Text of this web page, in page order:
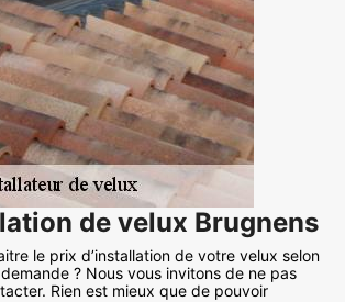
de velux Brugnens
le prix d’installation de votre velux selon
? Nous vous invitons de ne pas
Rien est mieux que de pouvoir